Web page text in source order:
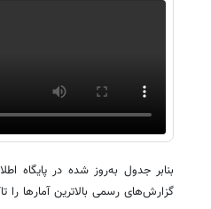
گزارش‌های رسمی بالاترین آمارها را